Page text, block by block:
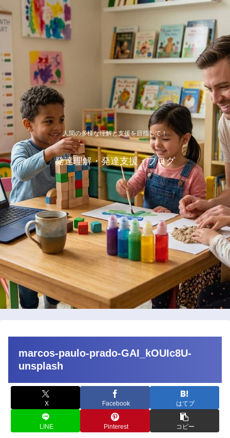
人間の多様な理解と支援を目指して！
発達理解・発達支援・ブログ
marcos-paulo-prado-GAI_kOUIc8U-
unsplash
X Facebook はてブ
LINE Pinterest コピー